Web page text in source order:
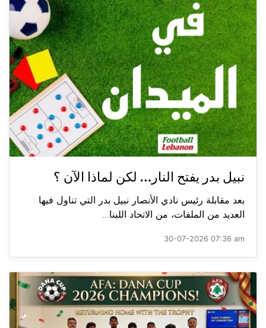
نبيل بدر يفتح النار… لكن لماذا الآن ؟
بعد مقابلة رئيس نادي الأنصار نبيل بدر التي تناول فيها
العديد من الملفات، من الاتحاد اللبنا...
30-07-2026 07:36 am